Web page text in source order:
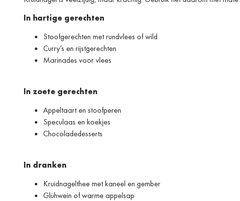
In hartige gerechten
Stoofgerechten met rundvlees of wild
Curry’s en rijstgerechten
Marinades voor vlees
In zoete gerechten
Appeltaart en stoofperen
Speculaas en koekjes
Chocoladedesserts
In dranken
Kruidnagelthee met kaneel en gember
Glühwein of warme appelsap